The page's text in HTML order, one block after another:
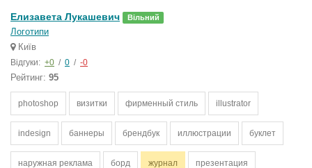
Елизавета Лукашевич Вільний
Логотипи
Київ
Відгуки: +0 / 0 / -0
Рейтинг: 95
photoshop визитки фирменный стиль illustrator
indesign баннеры брендбук иллюстрации буклет
наружная реклама борд журнал презентация